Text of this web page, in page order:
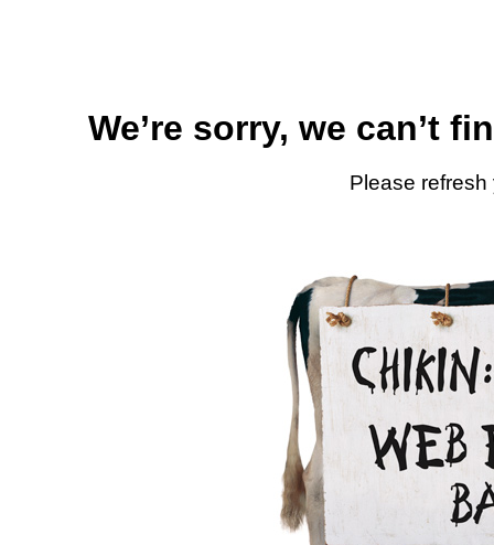
We’re sorry, we can’t
Please refresh